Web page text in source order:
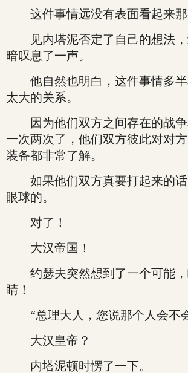
这件事情远没有表面看起来那
见内塔泥否定了自己的想法，
暗叹息了一声。
他自然也明白，这件事情多半
太大的关系。
因为他们双方之间存在的战争
一次两次了，他们双方彼此对对
装备都非常了解。
如果他们双方真要打起来的话
眼球的。
对了！
大汉帝国！
约瑟夫突然想到了一个可能，
睛！
“总理大人，您说那个人会不
大汉皇帝？
内塔泥顿时愣了一下。